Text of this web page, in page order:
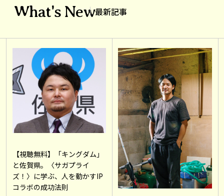
What's New最新記事
【視聴無料】「キングダム」
と佐賀県。〈サガプライ
ズ！〉に学ぶ、人を動かすIP
コラボの成功法則